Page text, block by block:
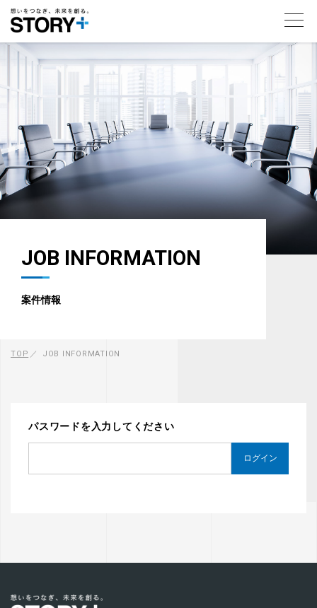
toggle
JOB INFORMATION
案件情報
TOP JOB INFORMATION
パスワードを入力してください
ログイン